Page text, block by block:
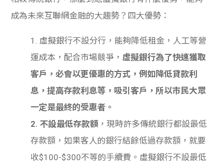
成為未來互聯網金融的大趨勢？四大優勢：
1. 虛擬銀行不設分行，能夠降低租金，人工等營
運成本，配合市場競爭， 虛擬銀行為了快速獲取
客戶，必會以更優惠的方式，例如降低貸款利
息，提高存款利息等，吸引客戶，所以市民大眾
一定是最終的受惠者。
2. 不設最低存款額 ，現時許多傳統銀行都設最低
存款額，如果客人的銀行結餘低過存款額，就要
收$100-$300不等的手續費。虛擬銀行不設最低